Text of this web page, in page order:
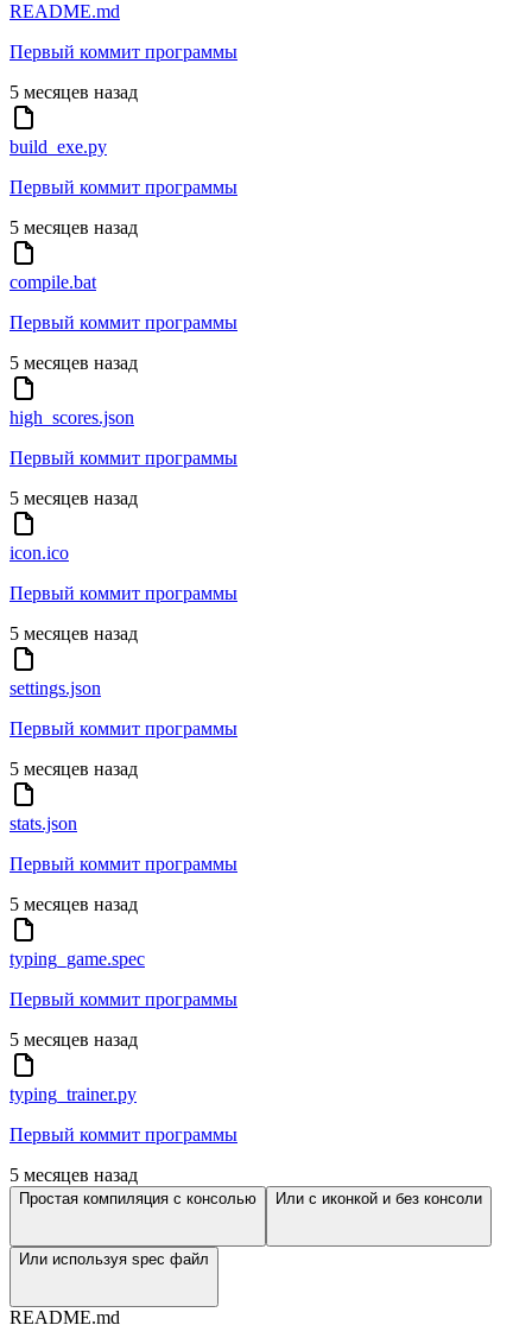
README.md
Первый коммит программы
5 месяцев назад
build_exe.py
Первый коммит программы
5 месяцев назад
compile.bat
Первый коммит программы
5 месяцев назад
high_scores.json
Первый коммит программы
5 месяцев назад
icon.ico
Первый коммит программы
5 месяцев назад
settings.json
Первый коммит программы
5 месяцев назад
stats.json
Первый коммит программы
5 месяцев назад
typing_game.spec
Первый коммит программы
5 месяцев назад
typing_trainer.py
Первый коммит программы
5 месяцев назад
Простая компиляция с консолью Или с иконкой и без консоли
Или используя spec файл
README.md